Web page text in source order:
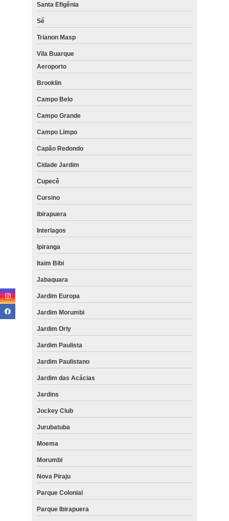
Santa Efigênia
Sé
Trianon Masp
Vila Buarque
Aeroporto
Brooklin
Campo Belo
Campo Grande
Campo Limpo
Capão Redondo
Cidade Jardim
Cupecê
Cursino
Ibirapuera
Interlagos
Ipiranga
Itaim Bibi
Jabaquara
Jardim Europa
Jardim Morumbi
Jardim Orly
Jardim Paulista
Jardim Paulistano
Jardim das Acácias
Jardins
Jockey Club
Jurubatuba
Moema
Morumbi
Nova Piraju
Parque Colonial
Parque Ibirapuera